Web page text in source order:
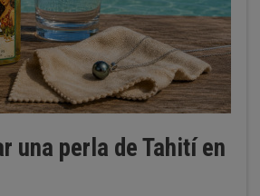
una perla de Tahití en